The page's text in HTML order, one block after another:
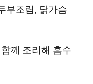
부조림, 닭가슴
께 조리해 흡수